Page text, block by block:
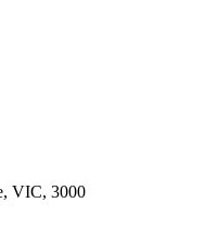
VIC, 3000